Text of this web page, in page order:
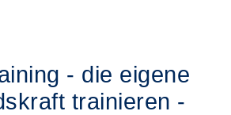
- die eigene
trainieren -